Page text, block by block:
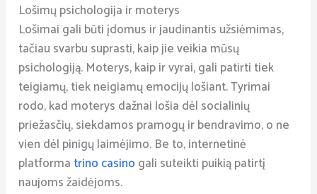
Lošimų psichologija ir moterys
Lošimai gali būti įdomus ir jaudinantis užsiėmimas,
tačiau svarbu suprasti, kaip jie veikia mūsų
psichologiją. Moterys, kaip ir vyrai, gali patirti tiek
teigiamų, tiek neigiamų emocijų lošiant. Tyrimai
rodo, kad moterys dažnai lošia dėl socialinių
priežasčių, siekdamos pramogų ir bendravimo, o ne
vien dėl pinigų laimėjimo. Be to, internetinė
platforma trino casino gali suteikti puikią patirtį
naujoms žaidėjoms.